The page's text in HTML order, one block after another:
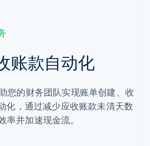
账款自动化
您的财务团队实现账单创建、收
化，通过减少应收账款未清天数
率并加速现金流。